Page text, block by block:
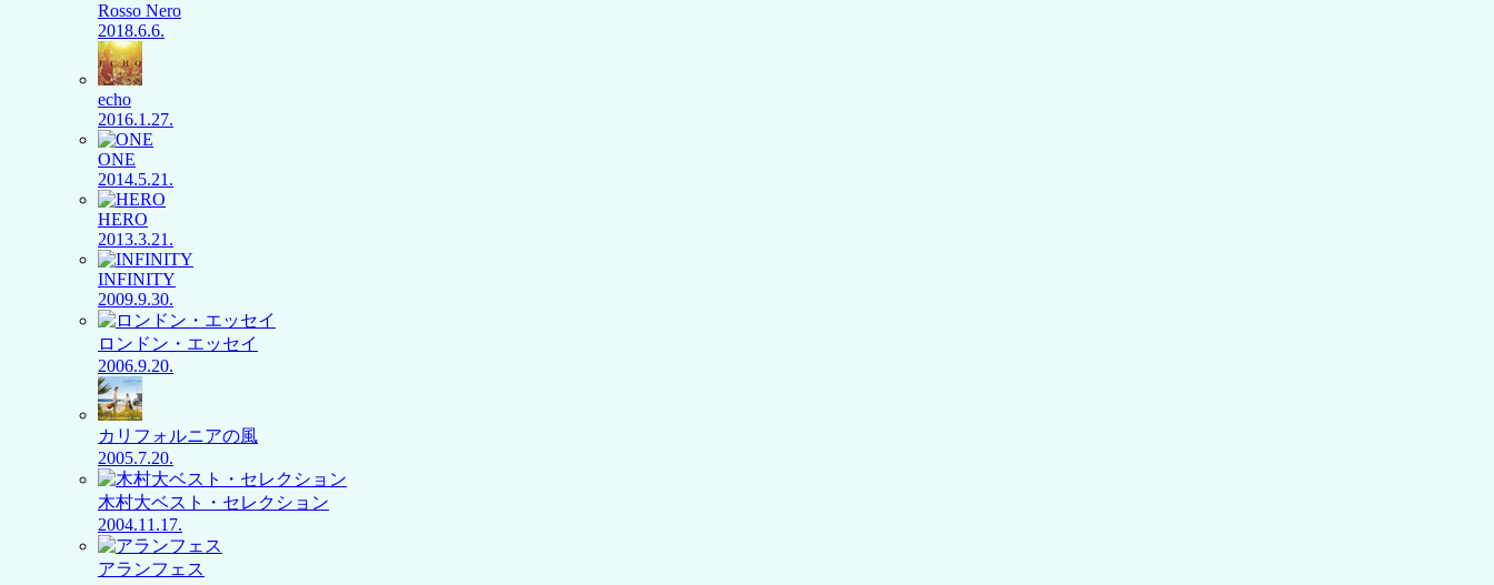
Rosso Nero
2018.6.6.
echo
2016.1.27.
ONE
2014.5.21.
HERO
2013.3.21.
INFINITY
2009.9.30.
ロンドン・エッセイ
2006.9.20.
カリフォルニアの風
2005.7.20.
木村大ベスト・セレクション
2004.11.17.
アランフェス